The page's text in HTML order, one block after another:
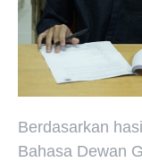
Berdasarkan
Bahasa Dewan